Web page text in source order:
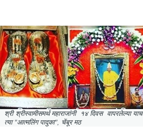
श्री श्रीस्वामीसमर्थ महाराजांनी १४ दिवस वापरलेल्या याच
त्या "आत्मलिंग पादुका", चेंबूर मठ